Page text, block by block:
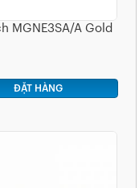
MGNE3SA/A Gold
ĐẶT HÀNG